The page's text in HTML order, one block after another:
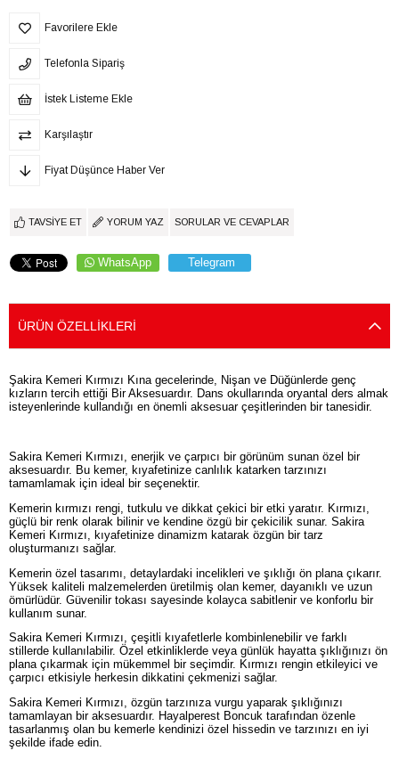
Favorilere Ekle
Telefonla Sipariş
İstek Listeme Ekle
Karşılaştır
Fiyat Düşünce Haber Ver
TAVSIYE ET YORUM YAZ SORULAR VE CEVAPLAR
WhatsApp Telegram
ÜRÜN ÖZELLIKLERI
Şakira Kemeri Kırmızı Kına gecelerinde, Nişan ve Düğünlerde genç
kızların tercih ettiği Bir Aksesuardır. Dans okullarında oryantal ders almak
isteyenlerinde kullandığı en önemli aksesuar çeşitlerinden bir tanesidir.
Sakira Kemeri Kırmızı, enerjik ve çarpıcı bir görünüm sunan özel bir
aksesuardır. Bu kemer, kıyafetinize canlılık katarken tarzınızı
tamamlamak için ideal bir seçenektir.
Kemerin kırmızı rengi, tutkulu ve dikkat çekici bir etki yaratır. Kırmızı,
güçlü bir renk olarak bilinir ve kendine özgü bir çekicilik sunar. Sakira
Kemeri Kırmızı, kıyafetinize dinamizm katarak özgün bir tarz
oluşturmanızı sağlar.
Kemerin özel tasarımı, detaylardaki incelikleri ve şıklığı ön plana çıkarır.
Yüksek kaliteli malzemelerden üretilmiş olan kemer, dayanıklı ve uzun
ömürlüdür. Güvenilir tokası sayesinde kolayca sabitlenir ve konforlu bir
kullanım sunar.
Sakira Kemeri Kırmızı, çeşitli kıyafetlerle kombinlenebilir ve farklı
stillerde kullanılabilir. Özel etkinliklerde veya günlük hayatta şıklığınızı ön
plana çıkarmak için mükemmel bir seçimdir. Kırmızı rengin etkileyici ve
çarpıcı etkisiyle herkesin dikkatini çekmenizi sağlar.
Sakira Kemeri Kırmızı, özgün tarzınıza vurgu yaparak şıklığınızı
tamamlayan bir aksesuardır. Hayalperest Boncuk tarafından özenle
tasarlanmış olan bu kemerle kendinizi özel hissedin ve tarzınızı en iyi
şekilde ifade edin.